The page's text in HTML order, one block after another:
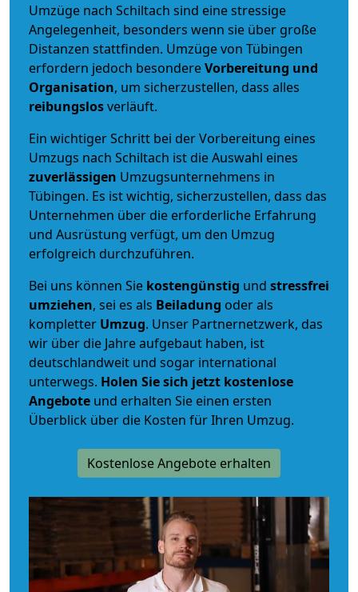
Umzüge nach Schiltach sind eine stressige
Angelegenheit, besonders wenn sie über große
Distanzen stattfinden. Umzüge von Tübingen
erfordern jedoch besondereVorbereitung und
Organisation, um sicherzustellen, dass alles
reibungslosverläuft.
Ein wichtiger Schritt bei der Vorbereitung eines
Umzugs nach Schiltach ist die Auswahl eines
zuverlässigen Umzugsunternehmens in
Tübingen. Es ist wichtig, sicherzustellen, dass das
Unternehmen über die erforderliche Erfahrung
und Ausrüstung verfügt, um den Umzug
erfolgreich durchzuführen.
Bei uns können Sie kostengünstig und stressfrei
umziehen, sei es als Beiladung oder als
kompletter Umzug. Unser Partnernetzwerk, das
wir über die Jahre aufgebaut haben, ist
deutschlandweit und sogar international
unterwegs. Holen Sie sich jetzt kostenlose
Angebote und erhalten Sie einen ersten
Überblick über die Kosten für Ihren Umzug.
Kostenlose Angebote erhalten